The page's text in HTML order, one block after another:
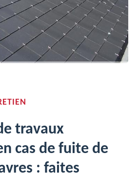
travaux
cas de fuite de
: faites